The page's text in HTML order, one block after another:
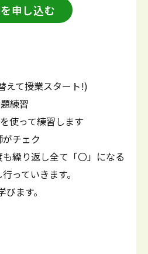
申し込む
えて授業スタート!)
練習
使って練習します
チェク
繰り返し全て「〇」になる
っていきます。
ます。